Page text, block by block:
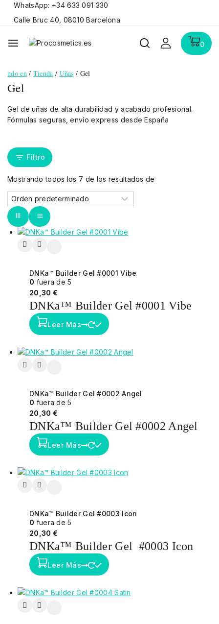
WhatsApp: +34 633 091 330
Calle Bruc 40, 08010 Barcelona
0
ndo en / Tienda / Uñas / Gel
Gel
Gel de uñas de alta durabilidad y acabado profesional.
Fórmulas seguras, envío express desde España
Filtro
Mostrando todos los 7 de los resultados de
DNKa™ Builder Gel #0001 Vibe
0 fuera de 5
20,30 €
DNKa™ Builder Gel #0001 Vibe
Leer Más
DNKa™ Builder Gel #0002 Angel
0 fuera de 5
20,30 €
DNKa™ Builder Gel #0002 Angel
Leer Más
DNKa™ Builder Gel #0003 Icon
0 fuera de 5
20,30 €
DNKa™ Builder Gel #0003 Icon
Leer Más